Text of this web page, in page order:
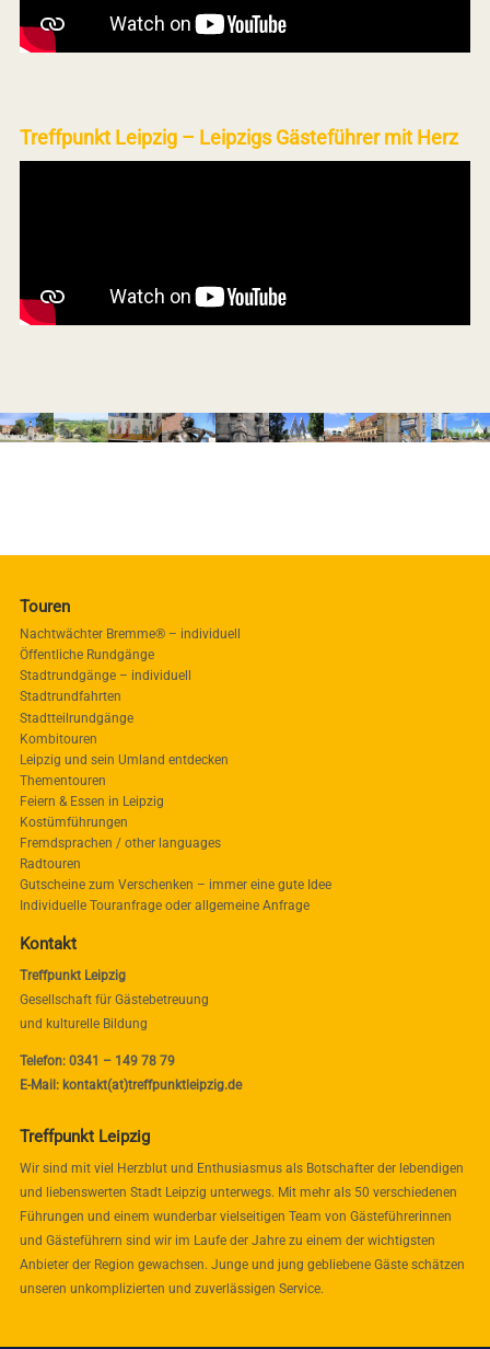
Treffpunkt Leipzig – Leipzigs Gästeführer mit Herz
Touren
Nachtwächter Bremme® – individuell
Öffentliche Rundgänge
Stadtrundgänge – individuell
Stadtrundfahrten
Stadtteilrundgänge
Kombitouren
Leipzig und sein Umland entdecken
Thementouren
Feiern & Essen in Leipzig
Kostümführungen
Fremdsprachen / other languages
Radtouren
Gutscheine zum Verschenken – immer eine gute Idee
Individuelle Touranfrage oder allgemeine Anfrage
Kontakt
Treffpunkt Leipzig
Gesellschaft für Gästebetreuung
und kulturelle Bildung
Telefon: 0341 – 149 78 79
E-Mail: kontakt(at)treffpunktleipzig.de
Treffpunkt Leipzig
Wir sind mit viel Herzblut und Enthusiasmus als Botschafter der lebendigen
und liebenswerten Stadt Leipzig unterwegs. Mit mehr als 50 verschiedenen
Führungen und einem wunderbar vielseitigen Team von Gästeführerinnen
und Gästeführern sind wir im Laufe der Jahre zu einem der wichtigsten
Anbieter der Region gewachsen. Junge und jung gebliebene Gäste schätzen
unseren unkomplizierten und zuverlässigen Service.